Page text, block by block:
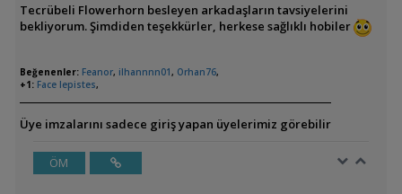
​Tecrübeli Flowerhorn besleyen arkadaşların tavsiyelerini
bekliyorum. Şimdiden teşekkürler, herkese sağlıklı hobiler
Beğenenler: Feanor, ilhannnn01, Orhan76,
+1: Face lepistes,
Üye imzalarını sadece giriş yapan üyelerimiz görebilir
ÖM